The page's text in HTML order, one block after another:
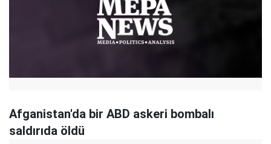
Afganistan'da bir ABD askeri bombalı
saldırıda öldü